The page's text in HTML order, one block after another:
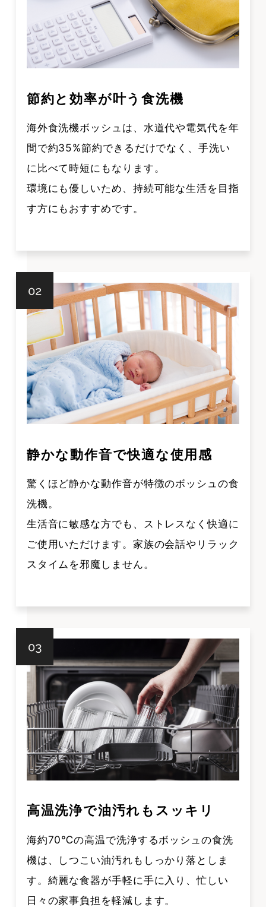
節約と効率が叶う食洗機
海外食洗機ボッシュは、水道代や電気代を年
間で約35%節約できるだけでなく、手洗い
に比べて時短にもなります。
環境にも優しいため、持続可能な生活を目指
す方にもおすすめです。
静かな動作音で快適な使用感
驚くほど静かな動作音が特徴のボッシュの食
洗機。
生活音に敏感な方でも、ストレスなく快適に
ご使用いただけます。家族の会話やリラック
スタイムを邪魔しません。
高温洗浄で油汚れもスッキリ
海約70℃の高温で洗浄するボッシュの食洗
機は、しつこい油汚れもしっかり落としま
す。綺麗な食器が手軽に手に入り、忙しい
日々の家事負担を軽減します。